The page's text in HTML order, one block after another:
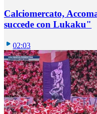
Calciomercato,
succede con Lukaku"
02:03